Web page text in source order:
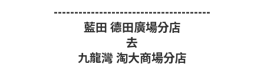
--------------------------------------
藍田 德田廣場分店
去
九龍灣 淘大商場分店